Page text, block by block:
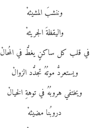
وننشبَ المشيئهْ
واليقظةَ الجريئهْ
في قلب كل ساكنٍ يغطُّ في المُحالْ
ويستعردُّ موتُهُ تجدُّد الزوالْ
ويختفي هروبُهُ في توهةِ الخيالْ
دروبُنا مضيئهْ